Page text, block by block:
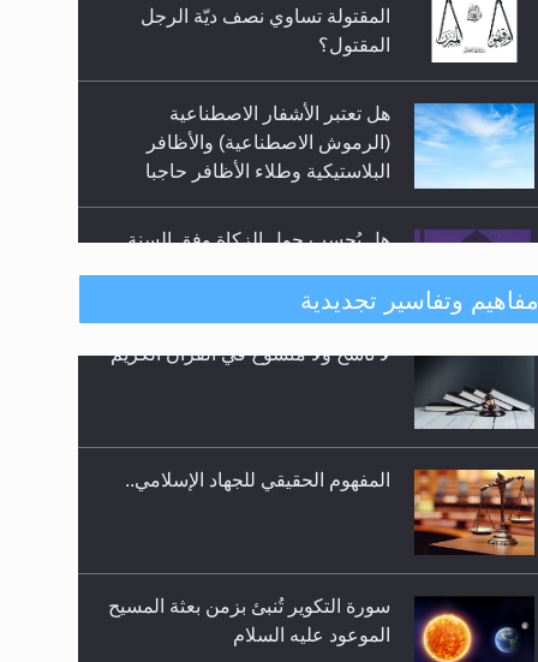
هل تعتبر الأشفار الاصطناعية
(الرموش الاصطناعية) والأظافر
البلاستيكية وطلاء الأظافر حاجبا
للوضوء وهل يُسمح الصلاة بها؟
هل يُحسب حول الزكاة وفق السنة
الميلادية أو الهجرية؟
هل يجوز فتح مشروع كوافير نسائي
للمحجبات وغير المحجبات؟مفاهيم وتفاسير تجديدية
حقيقة المسيح الدجال